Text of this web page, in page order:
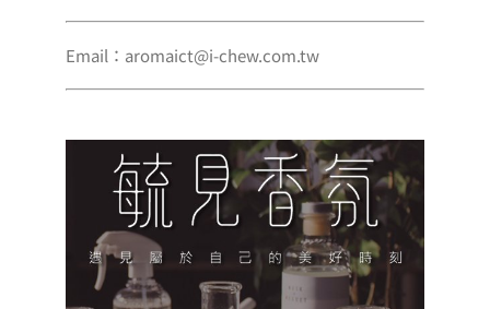
Email：aromaict@i-chew.com.tw